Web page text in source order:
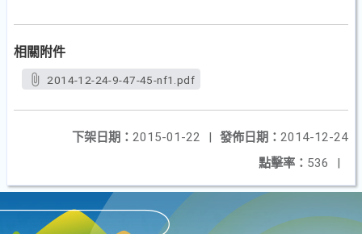
相關附件
2014-12-24-9-47-45-nf1.pdf
發佈日期： 2014-12-24
下架日期： 2015-01-22
|
點擊率： 536 |